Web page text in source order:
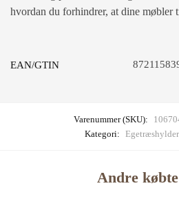
hvordan du forhindrer, at dine møbler
EAN/GTIN
Varenummer (SKU):
Kategori:
Andre